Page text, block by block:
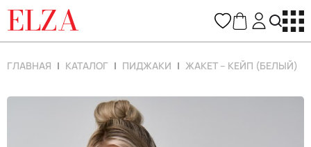
ELZA
ГЛАВНАЯ КАТАЛОГ ПИДЖАКИ ЖАКЕТ – КЕЙП (БЕЛЫЙ)